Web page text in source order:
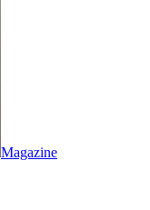
Magazine